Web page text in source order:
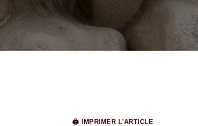
🖨 IMPRIMER L'ARTICLE